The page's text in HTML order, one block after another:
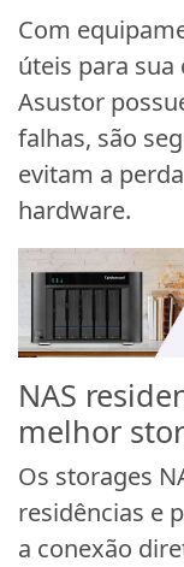
Com
úteis para sua
Asustor
falhas, são
evitam a
hardware.
NAS
melhor
Os storages
residências e
a conexão